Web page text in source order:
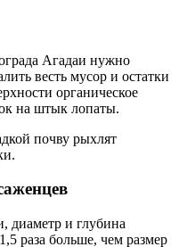
Агадаи нужно
весть мусор и остатки
органическое
на штык лопаты.
почву рыхлят
диаметр и глубина
раза больше, чем размер